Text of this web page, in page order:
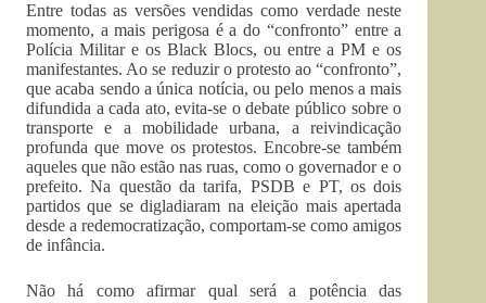
Entre todas as versões vendidas como verdade neste
momento, a mais perigosa é a do “confronto” entre a
Polícia Militar e os Black Blocs, ou entre a PM e os
manifestantes. Ao se reduzir o protesto ao “confronto”,
que acaba sendo a única notícia, ou pelo menos a mais
difundida a cada ato, evita-se o debate público sobre o
transporte e a mobilidade urbana, a reivindicação
profunda que move os protestos. Encobre-se também
aqueles que não estão nas ruas, como o governador e o
prefeito. Na questão da tarifa, PSDB e PT, os dois
partidos que se digladiaram na eleição mais apertada
desde a redemocratização, comportam-se como amigos
de infância.
Não há como afirmar qual será a potência das